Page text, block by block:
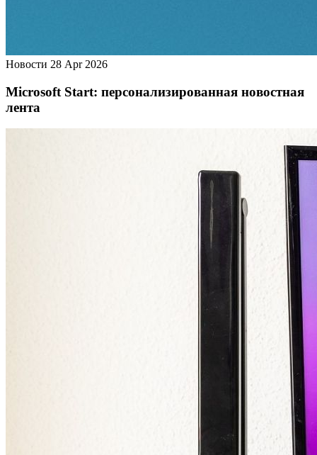
Новости 28 Apr 2026
Microsoft Start: персонализированная новостная
лента